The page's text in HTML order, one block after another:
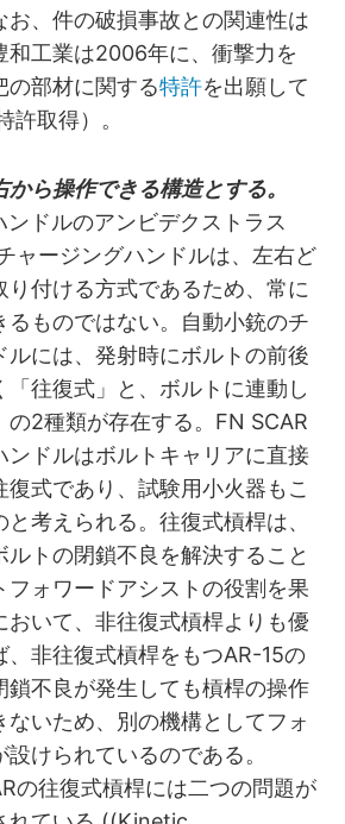
お、件の破損事故との関連性は
和工業は2006年に、衝撃力を
の部材に関する特許を出願して
許取得）。
ら操作できる構造とする。
ドルのアンビデクストラス
ャージングハンドルは、左右ど
り付ける方式であるため、常に
るものではない。自動小銃のチ
ルには、発射時にボルトの前後
「往復式」と、ボルトに連動し
の2種類が存在する。FN SCAR
ンドルはボルトキャリアに直接
式であり、試験用小火器もこ
考えられる。往復式槓桿は、
ルトの閉鎖不良を解決すること
フォワードアシストの役割を果
おいて、非往復式槓桿よりも優
、非往復式槓桿をもつAR-15の
鎖不良が発生しても槓桿の操作
ないため、別の機構としてフォ
けられているのである。
の往復式槓桿には二つの問題が